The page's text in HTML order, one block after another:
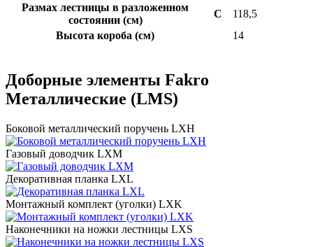
Размах лестницы в разложенном
состоянии (см)
C
118,5
Высота короба (см)
14
Доборные элементы Fakro
Металлические (LMS)
Боковой металлический поручень LXH
Газовый доводчик LXM
Декоративная планка LXL
Монтажный комплект (уголки) LXK
Наконечники на ножки лестницы LXS